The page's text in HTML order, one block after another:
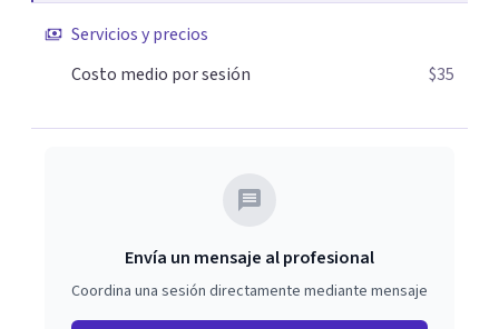
Servicios y precios
Costo medio por sesión
$35
Envía un mensaje al profesional
Coordina una sesión directamente mediante mensaje